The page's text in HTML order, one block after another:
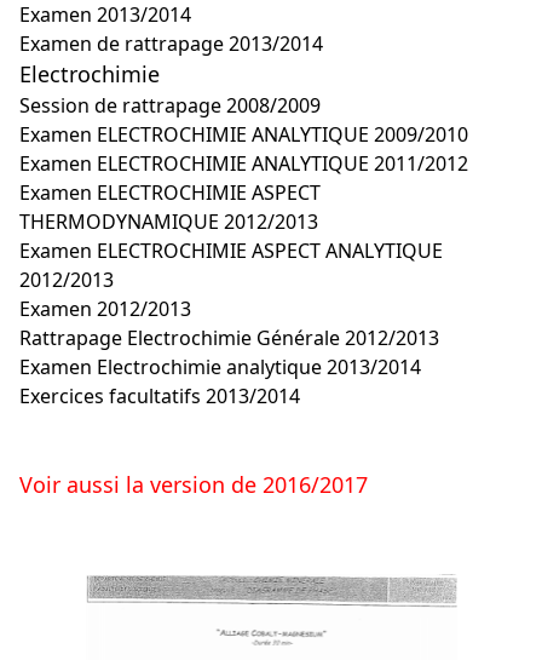
Examen 2013/2014
Examen de rattrapage 2013/2014
Electrochimie
Session de rattrapage 2008/2009
Examen ELECTROCHIMIE ANALYTIQUE 2009/2010
Examen ELECTROCHIMIE ANALYTIQUE 2011/2012
Examen ELECTROCHIMIE ASPECT
THERMODYNAMIQUE 2012/2013
Examen ELECTROCHIMIE ASPECT ANALYTIQUE
2012/2013
Examen 2012/2013
Rattrapage Electrochimie Générale 2012/2013
Examen Electrochimie analytique 2013/2014
Exercices facultatifs 2013/2014
Voir aussi la version de 2016/2017